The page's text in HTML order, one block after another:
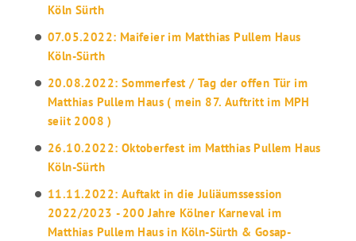
Köln Sürth
07.05.2022: Maifeier im Matthias Pullem Haus
Köln-Sürth
20.08.2022: Sommerfest / Tag der offen Tür im
Matthias Pullem Haus ( mein 87. Auftritt im MPH
seiit 2008 )
26.10.2022: Oktoberfest im Matthias Pullem Haus
Köln-Sürth
11.11.2022: Auftakt in die Juliäumssession
2022/2023 - 200 Jahre Kölner Karneval im
Matthias Pullem Haus in Köln-Sürth & Gosap-